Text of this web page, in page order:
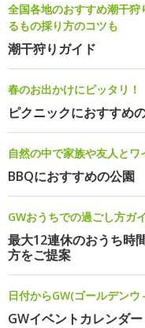
全国各地のおすすめ潮干
るもの採り方のコツも
潮干狩りガイド
春のお出かけにピッタリ！
ピクニックにおすすめ
自然の中で家族や友人とワ
BBQにおすすめの公園
GWおうちでの過ごし方ガ
最大12連休のおうち時
方をご提案
日付からGW(ゴールデン
GWイベントカレンダー